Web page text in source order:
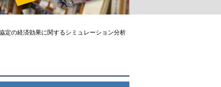
定の経済効果に関するシミュレーション分析